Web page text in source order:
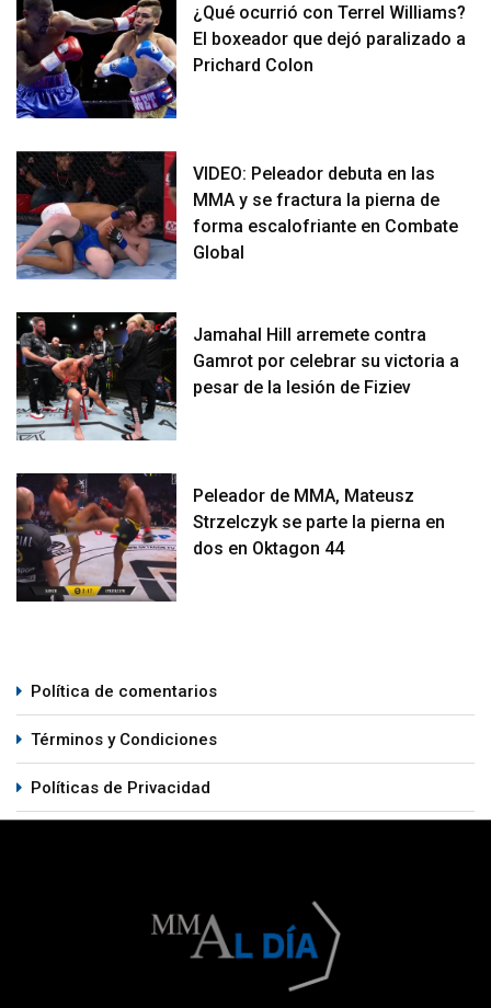
¿Qué ocurrió con Terrel Williams?
El boxeador que dejó paralizado a
Prichard Colon
VIDEO: Peleador debuta en las
MMA y se fractura la pierna de
forma escalofriante en Combate
Global
Jamahal Hill arremete contra
Gamrot por celebrar su victoria a
pesar de la lesión de Fiziev
Peleador de MMA, Mateusz
Strzelczyk se parte la pierna en
dos en Oktagon 44
Política de comentarios
Términos y Condiciones
Políticas de Privacidad